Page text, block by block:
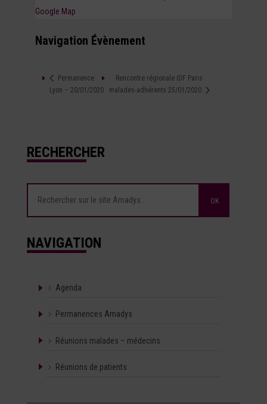
Google Map
Navigation Évènement
Permanence
Lyon – 20/01/2020
Rencontre régionale IDF Paris
malades-adhérents 25/01/2020
RECHERCHER
NAVIGATION
Agenda
Permanences Amadys
Réunions malades – médecins
Réunions de patients